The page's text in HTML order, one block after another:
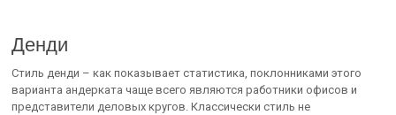
Денди
Стиль денди – как показывает статистика, поклонниками этого
варианта андерката чаще всего являются работники офисов и
представители деловых кругов. Классически стиль не